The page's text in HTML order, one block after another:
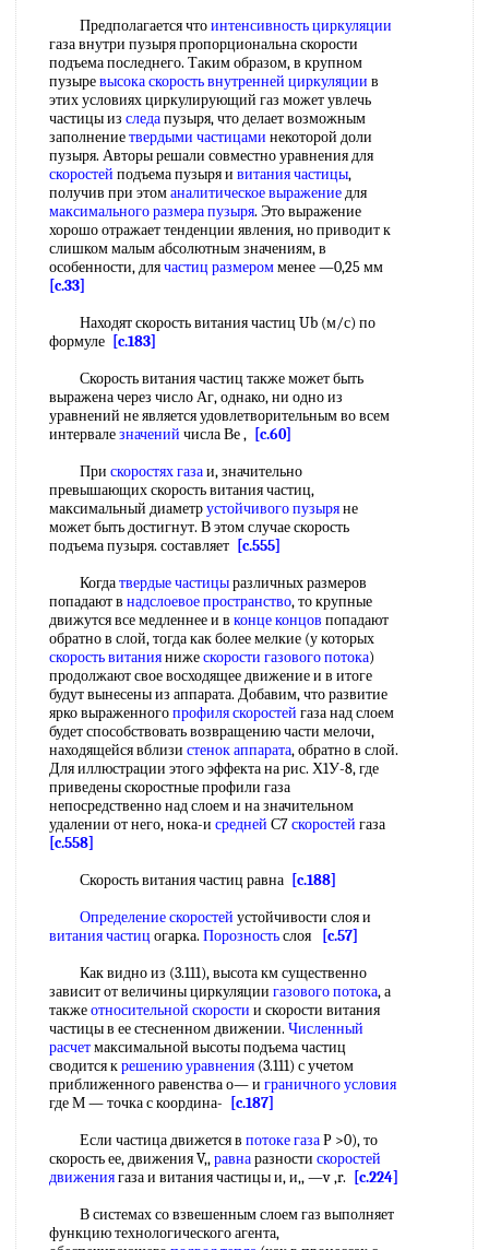
Предполагается чтоинтенсивность циркуляции
газа внутри пузыря пропорциональна скорости
подъема последнего. Таким образом, в крупном
пузыревысока скоростьвнутренней циркуляции в
этих условиях циркулирующий газ может увлечь
частицы из следапузыря, что делает возможным
заполнениетвердыми частицами некоторой доли
пузыря. Авторы решали совместно уравнения для
скоростей подъема пузыря и витания частицы,
получив при этоманалитическое выражениедля
максимального размера пузыря. Это выражение
хорошо отражает тенденции явления, но приводит к
слишком малым абсолютным значениям, в
особенности, длячастиц размеромменее —0,25 мм
[c.33]
Находят скорость витания частиц Ub (м/с) по
формуле [c.183]
Скорость витания частиц также может быть
выражена через число Аг, однако, ни одно из
уравнений не является удовлетворительным во всем
интервалезначений числа Ве , [c.60]
При скоростях газаи, значительно
превышающих скорость витания частиц,
максимальный диаметрустойчивого пузыряне
может быть достигнут. В этом случае скорость
подъема пузыря. составляет [c.555]
Когдатвердые частицыразличных размеров
попадают в надслоевое пространство, то крупные
движутся все медленнее и в конце концов попадают
обратно в слой, тогда как более мелкие (у которых
скорость витаниянижескорости газового потока)
продолжают свое восходящее движение и в итоге
будут вынесены из аппарата. Добавим, что развитие
ярко выраженногопрофиля скоростей газа над слоем
будет способствовать возвращению части мелочи,
находящейся вблизи стенок аппарата, обратно в слой.
Для иллюстрации этого эффекта на рис. Х1У-8, где
приведены скоростные профили газа
непосредственно над слоем и на значительном
удалении от него, нока-и средней С7скоростей газа
[c.558]
Скорость витания частиц равна [c.188]
Определение скоростей устойчивости слоя и
витания частиц огарка. Порозностьслоя
[c.57]
Как видно из (3.111), высота км существенно
зависит от величины циркуляции газового потока, а
такжеотносительной скорости и скорости витания
частицы в ее стесненном движении. Численный
расчетмаксимальной высоты подъема частиц
сводится крешению уравнения (3.111) с учетом
приближенного равенства о— и граничного условия
где М — точка с координа-
[c.187]
Если частица движется в потоке газаР >0), то
скорость ее, движения V,,равнаразности скоростей
движениягаза и витания частицы и, и,, —v ,r.
[c.224]
В системах со взвешенным слоем газ выполняет
функцию технологического агента,